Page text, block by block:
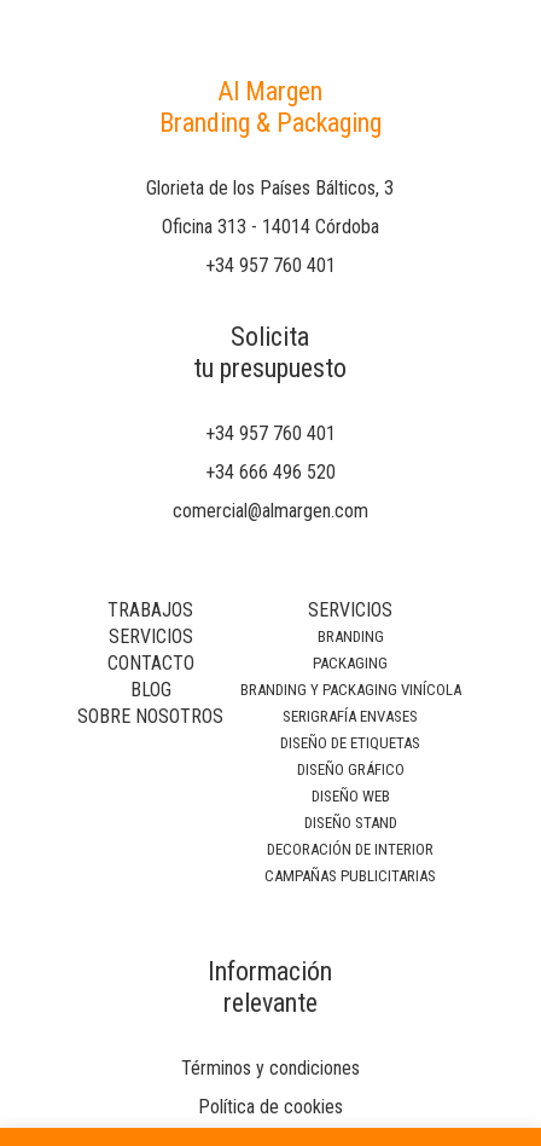
Al Margen
Branding & Packaging
Glorieta de los Países Bálticos, 3
Oficina 313 - 14014 Córdoba
+34 957 760 401
Solicita
tu presupuesto
+34 957 760 401
+34 666 496 520
comercial@almargen.com
TRABAJOS
SERVICIOS
CONTACTO
BLOG
SOBRE NOSOTROS
SERVICIOS
BRANDING
PACKAGING
BRANDING Y PACKAGING VINÍCOLA
SERIGRAFÍA ENVASES
DISEÑO DE ETIQUETAS
DISEÑO GRÁFICO
DISEÑO WEB
DISEÑO STAND
DECORACIÓN DE INTERIOR
CAMPAÑAS PUBLICITARIAS
Información
relevante
Términos y condiciones
Política de cookies